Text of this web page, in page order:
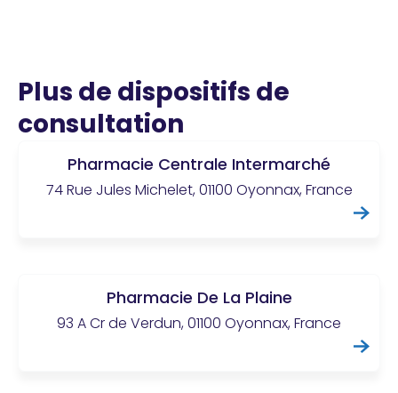
Plus de dispositifs de
consultation
Pharmacie Centrale Intermarché
74 Rue Jules Michelet, 01100 Oyonnax, France
Pharmacie De La Plaine
93 A Cr de Verdun, 01100 Oyonnax, France